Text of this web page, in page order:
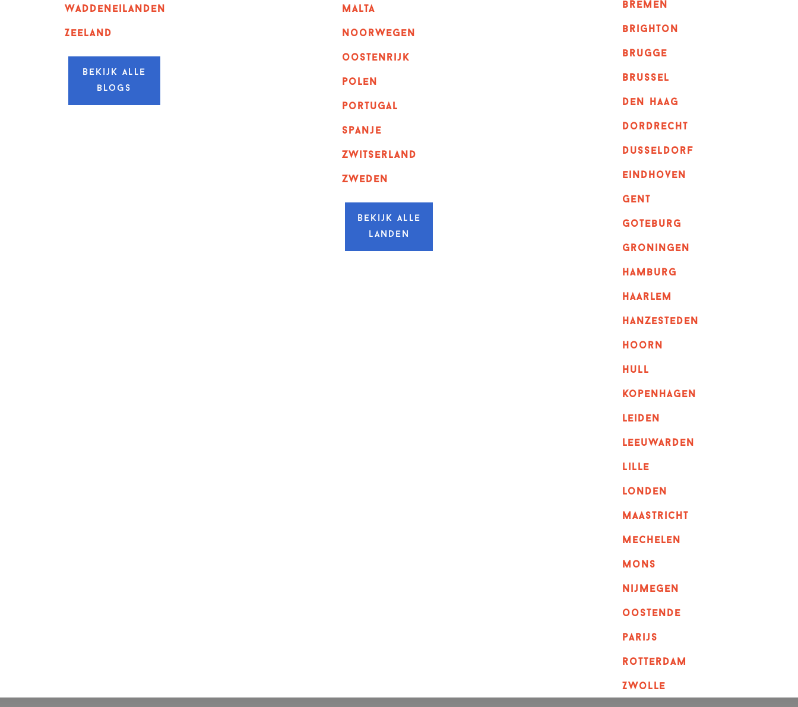
Waddeneilanden
Zeeland
Bekijk alle
blogs
malta
noorwegen
oostenrijk
polen
portugal
spanje
zwitserland
zweden
Bekijk alle
landen
bremen
brighton
brugge
Brussel
Den haag
dordrecht
dusseldorf
eindhoven
GENT
goteburg
groningen
hamburg
haarlem
hanzesteden
hoorn
hull
kopenhagen
leiden
leeuwarden
lille
londen
maastricht
mechelen
mons
nijmegen
oostende
parijs
rotterdam
Zwolle